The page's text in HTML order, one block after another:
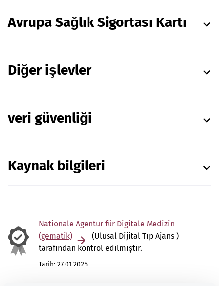
Avrupa Sağlık Sigortası Kartı
Diğer işlevler
veri güvenliği
Kaynak bilgileri
Nationale Agentur für Digitale Medizin
(gematik)
(Ulusal Dijital Tıp Ajansı)
tarafından kontrol edilmiştir.
Tarih: 27.01.2025